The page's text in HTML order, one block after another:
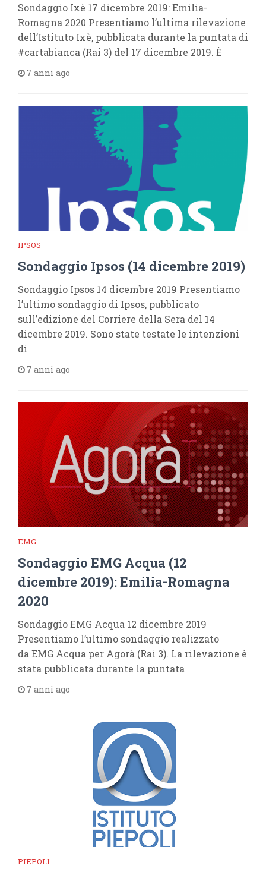
Sondaggio Ixè 17 dicembre 2019: Emilia-
Romagna 2020 Presentiamo l’ultima rilevazione
dell’Istituto Ixè, pubblicata durante la puntata di
#cartabianca (Rai 3) del 17 dicembre 2019. È
7 anni ago
IPSOS
Sondaggio Ipsos (14 dicembre 2019)
Sondaggio Ipsos 14 dicembre 2019 Presentiamo
l’ultimo sondaggio di Ipsos, pubblicato
sull’edizione del Corriere della Sera del 14
dicembre 2019. Sono state testate le intenzioni
di
7 anni ago
EMG
Sondaggio EMG Acqua (12
dicembre 2019): Emilia-Romagna
2020
Sondaggio EMG Acqua 12 dicembre 2019
Presentiamo l’ultimo sondaggio realizzato
da EMG Acqua per Agorà (Rai 3). La rilevazione è
stata pubblicata durante la puntata
7 anni ago
PIEPOLI